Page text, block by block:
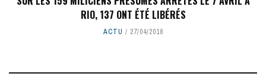
RIO, 137 ONT ÉTÉ LIBÉRÉS
ACTU 27/04/2018